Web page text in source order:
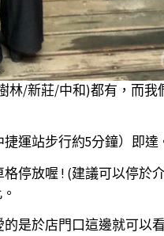
林/新莊/中和)都有，而我
運站步行約5分鐘）即達
停放喔 ! (建議可以停於
是於店門口這邊就可以